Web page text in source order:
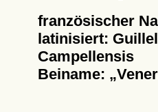
französischer
latinisiert:
Campellensis
Beiname: